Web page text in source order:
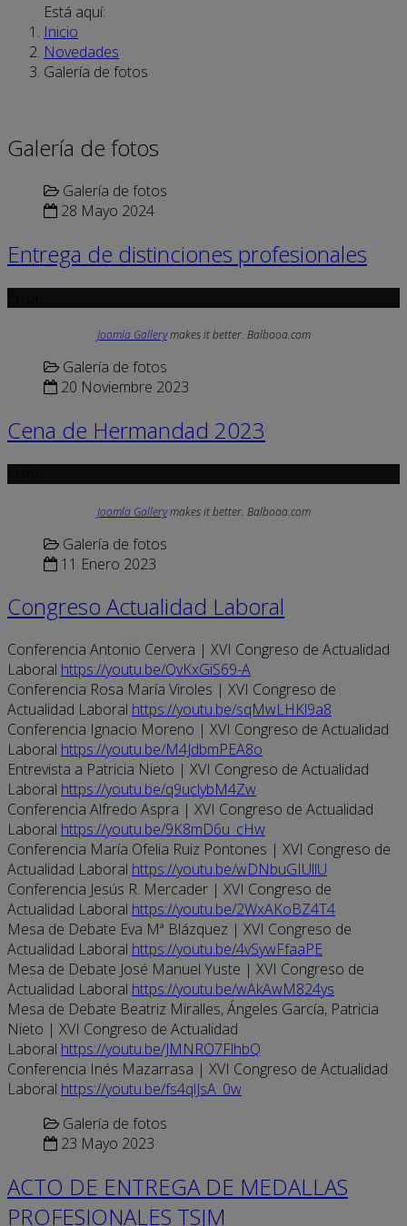
Está aquí:
Inicio
Novedades
Galería de fotos
Galería de fotos
Galería de fotos
28 Mayo 2024
Entrega de distinciones profesionales
Joomla Gallerymakes it better. Balbooa.com
Galería de fotos
20 Noviembre 2023
Cena de Hermandad 2023
Joomla Gallerymakes it better. Balbooa.com
Galería de fotos
11 Enero 2023
Congreso Actualidad Laboral
Conferencia Antonio Cervera | XVI Congreso de Actualidad
Laboral https://youtu.be/QvKxGiS69-A
Conferencia Rosa María Viroles | XVI Congreso de
Actualidad Laboral https://youtu.be/sqMwLHKl9a8
Conferencia Ignacio Moreno | XVI Congreso de Actualidad
Laboral https://youtu.be/M4JdbmPEA8o
Entrevista a Patricia Nieto | XVI Congreso de Actualidad
Laboral https://youtu.be/q9uclybM4Zw
Conferencia Alfredo Aspra | XVI Congreso de Actualidad
Laboral https://youtu.be/9K8mD6u_cHw
Conferencia María Ofelia Ruiz Pontones | XVI Congreso de
Actualidad Laboral https://youtu.be/wDNbuGIUllU
Conferencia Jesús R. Mercader | XVI Congreso de
Actualidad Laboral https://youtu.be/2WxAKoBZ4T4
Mesa de Debate Eva Mª Blázquez | XVI Congreso de
Actualidad Laboral https://youtu.be/4vSywFfaaPE
Mesa de Debate José Manuel Yuste | XVI Congreso de
Actualidad Laboral https://youtu.be/wAkAwM824ys
Mesa de Debate Beatriz Miralles, Ángeles García, Patricia
Nieto | XVI Congreso de Actualidad
Laboral https://youtu.be/JMNRO7FlhbQ
Conferencia Inés Mazarrasa | XVI Congreso de Actualidad
Laboral https://youtu.be/fs4qlJsA_0w
Galería de fotos
23 Mayo 2023
ACTO DE ENTREGA DE MEDALLAS
PROFESIONALES TSJM